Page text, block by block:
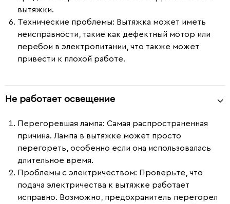
вытяжки.
Технические проблемы: Вытяжка может иметь
неисправности, такие как дефектный мотор или
перебои в электропитании, что также может
привести к плохой работе.
Не работает освещение
Перегоревшая лампа: Самая распространенная
причина. Лампа в вытяжке может просто
перегореть, особенно если она использовалась
длительное время.
Проблемы с электричеством: Проверьте, что
подача электричества к вытяжке работает
исправно. Возможно, предохранитель перегорел